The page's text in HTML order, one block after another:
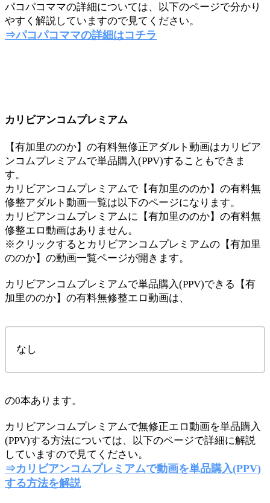
パコパコママの詳細については、以下のページで分かり
やすく解説していますので見てください。
⇒パコパコママの詳細はコチラ
カリビアンコムプレミアム
【有加里ののか】の有料無修正アダルト動画はカリビア
ンコムプレミアムで単品購入(PPV)することもできま
す。
カリビアンコムプレミアムで【有加里ののか】の有料無
修整アダルト動画一覧は以下のページになります。
カリビアンコムプレミアムに【有加里ののか】の有料無
修整エロ動画はありません。
※クリックするとカリビアンコムプレミアムの【有加里
ののか】の動画一覧ページが開きます。
カリビアンコムプレミアムで単品購入(PPV)できる【有
加里ののか】の有料無修整エロ動画は、
なし
の0本あります。
カリビアンコムプレミアムで無修正エロ動画を単品購入
(PPV)する方法については、以下のページで詳細に解説
していますので見てください。
⇒カリビアンコムプレミアムで動画を単品購入(PPV)
する方法を解説